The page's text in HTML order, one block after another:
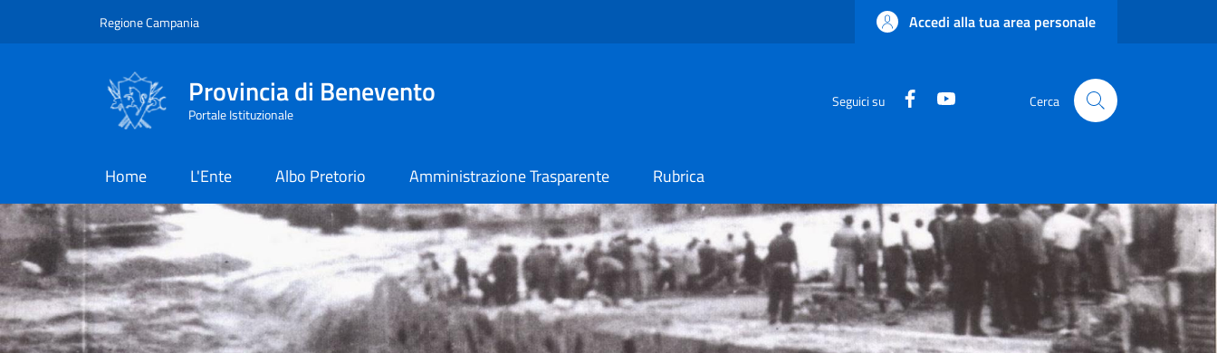
Regione Campania Accedi alla tua area personale
Provincia di Benevento
Portale Istituzionale
Seguici su Facebook Cerca
Home L'Ente Albo Pretorio Amministrazione Trasparente Rubrica
Provincia di Benevento